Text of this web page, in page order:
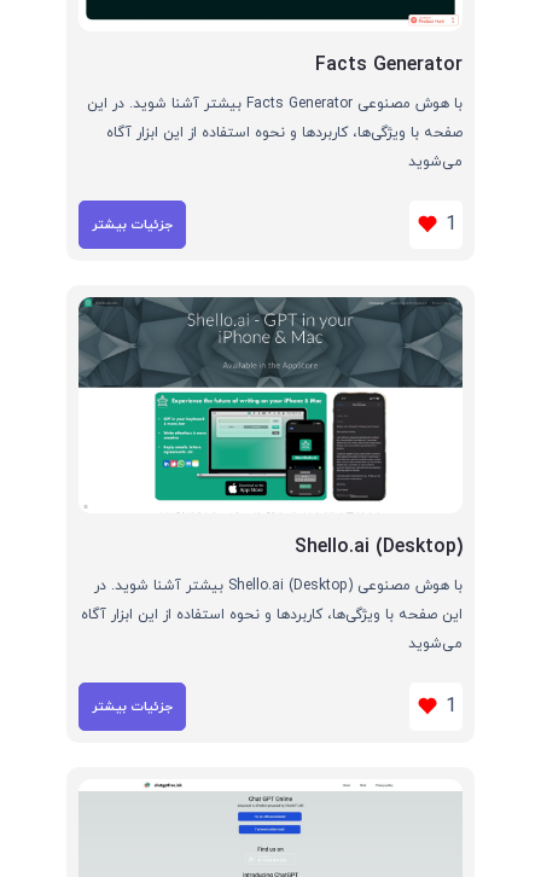
Facts Generator
با هوش مصنوعی Facts Generator بیشتر آشنا شوید. در این
صفحه با ویژگی‌ها، کاربردها و نحوه استفاده از این ابزار آگاه
می‌شوید
1 جزئیات بیشتر
Shello.ai (Desktop)
با هوش مصنوعی Shello.ai (Desktop) بیشتر آشنا شوید. در
این صفحه با ویژگی‌ها، کاربردها و نحوه استفاده از این ابزار آگاه
می‌شوید
1 جزئیات بیشتر